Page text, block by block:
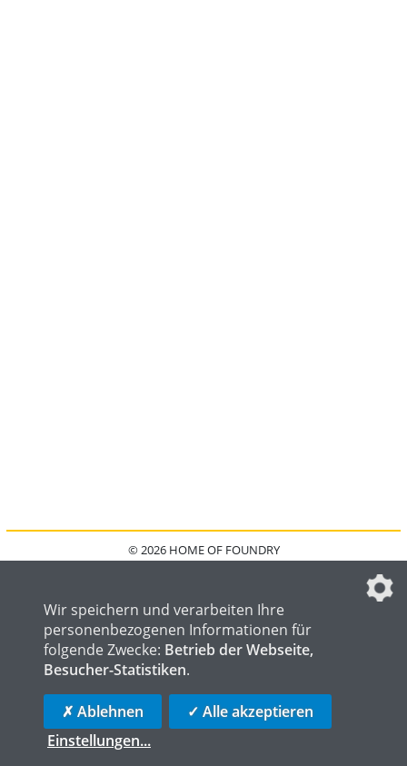
© 2026 HOME OF FOUNDRY
DATENSCHUTZEINSTELLUNGEN
HOME OF LOGISTICS
Wir speichern und verarbeiten Ihre
personenbezogenen Informationen für
folgende Zwecke: Betrieb der Webseite,
Besucher-Statistiken.
✗ Ablehnen
✓ Alle akzeptieren
Einstellungen...